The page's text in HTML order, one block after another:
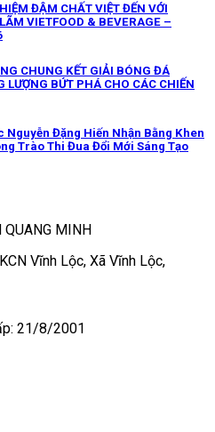
ĐẬM CHẤT VIỆT ĐẾN VỚI
VIETFOOD & BEVERAGE –
CHUNG KẾT GIẢI BÓNG ĐÁ
BỨT PHÁ CHO CÁC CHIẾN
Đặng Hiến Nhận Bằng Khen
Trào Thi Đua Đổi Mới Sáng Tạo
QUANG MINH
Vĩnh Lộc, Xã Vĩnh Lộc,
21/8/2001